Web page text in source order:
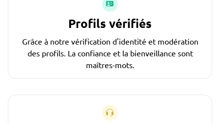
Profils vérifiés
Grâce à notre vérification d'identité et modération
des profils. La confiance et la bienveillance sont
maîtres-mots.